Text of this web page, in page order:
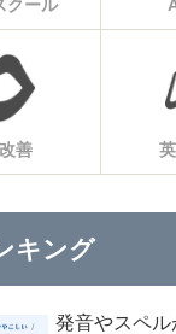
クール
善
キング
発音やスペ